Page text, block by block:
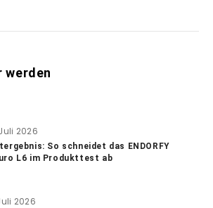
2026
So schneidet das ENDORFY
L6 im Produkttest ab
2026